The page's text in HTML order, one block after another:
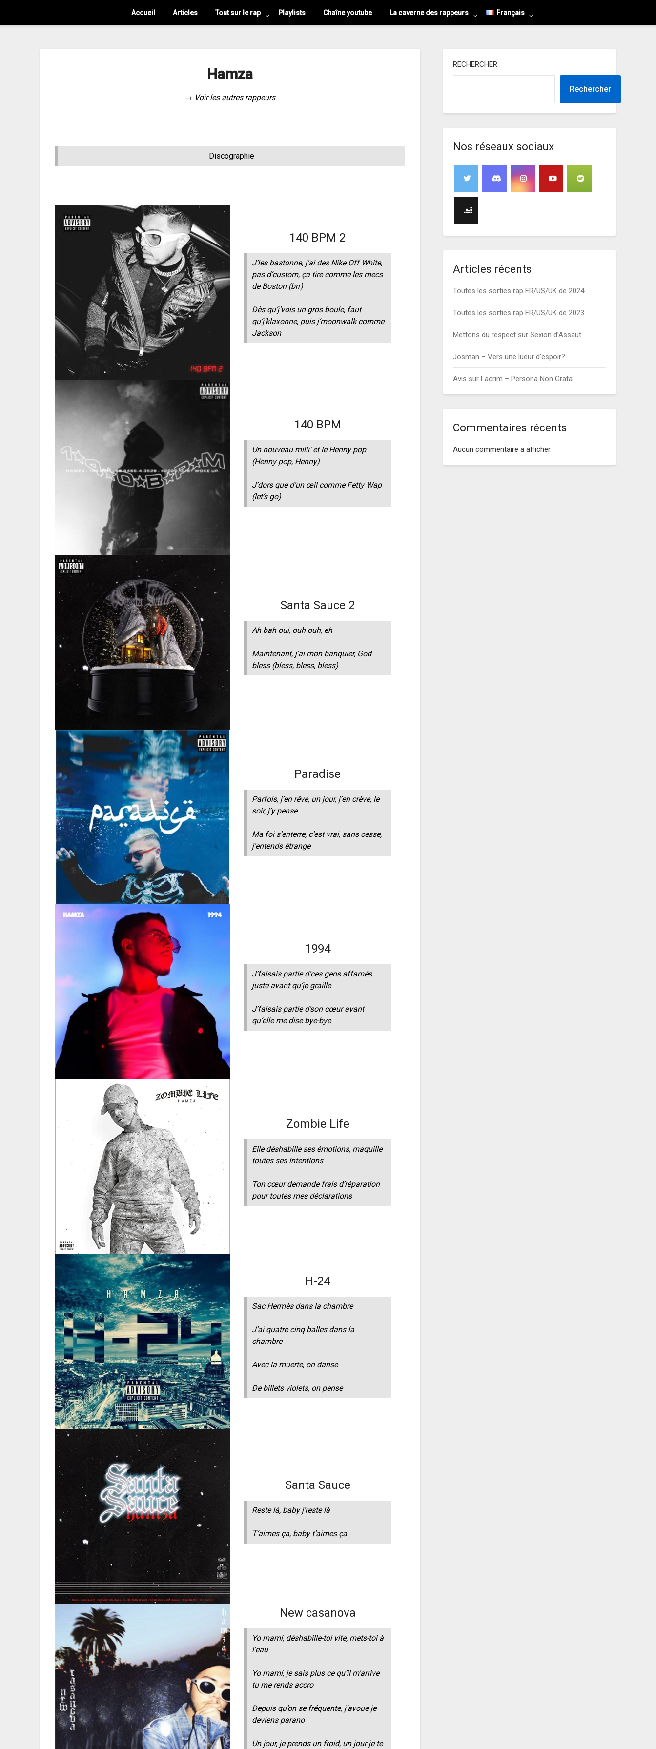
Accueil Articles Tout sur le rap Playlists Chaîne youtube La caverne des rappeurs Français
Hamza
→ Voir les autres rappeurs
Discographie
140 BPM 2
J’les bastonne, j’ai des Nike Off White,
pas d’custom, ça tire comme les mecs
de Boston (brr)
Dès qu’j’vois un gros boule, faut
qu’j’klaxonne, puis j’moonwalk comme
Jackson
140 BPM
Un nouveau milli’ et le Henny pop
(Henny pop, Henny)
J’dors que d’un œil comme Fetty Wap
(let’s go)
Santa Sauce 2
Ah bah oui, ouh ouh, eh
Maintenant, j’ai mon banquier, God
bless (bless, bless, bless)
Paradise
Parfois, j’en rêve, un jour, j’en crève, le
soir, j’y pense
Ma foi s’enterre, c’est vrai, sans cesse,
j’entends étrange
1994
J’faisais partie d’ces gens affamés
juste avant qu’je graille
J’faisais partie d’son cœur avant
qu’elle me dise bye-bye
Zombie Life
Elle déshabille ses émotions, maquille
toutes ses intentions
Ton cœur demande frais d’réparation
pour toutes mes déclarations
H-24
Sac Hermès dans la chambre
J’ai quatre cinq balles dans la
chambre
Avec la muerte, on danse
De billets violets, on pense
Santa Sauce
Reste là, baby j’reste là
T’aimes ça, baby t’aimes ça
New casanova
Yo mamí, déshabille-toi vite, mets-toi à
l’eau
Yo mamí, je sais plus ce qu’il m’arrive
tu me rends accro
Depuis qu’on se fréquente, j’avoue je
deviens parano
Un jour, je prends un froid, un jour je te
RECHERCHER
Rechercher
Nos réseaux sociaux
Articles récents
Toutes les sorties rap FR/US/UK de 2024
Toutes les sorties rap FR/US/UK de 2023
Mettons du respect sur Sexion d’Assaut
Josman – Vers une lueur d’espoir?
Avis sur Lacrim – Persona Non Grata
Commentaires récents
Aucun commentaire à afficher.